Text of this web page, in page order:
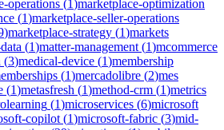
operations (1)marketplace-optimization
(1)marketplace-seller-operations
)marketplace-strategy (1)markets
(1)matter-management (1)mcommerce
(3)medical-device (1)membership
(1)mercadolibre (2)mes
(1)metasfresh (1)method-crm (1)metrics
(1)microservices (6)microsoft
copilot (1)microsoft-fabric (3)mid-